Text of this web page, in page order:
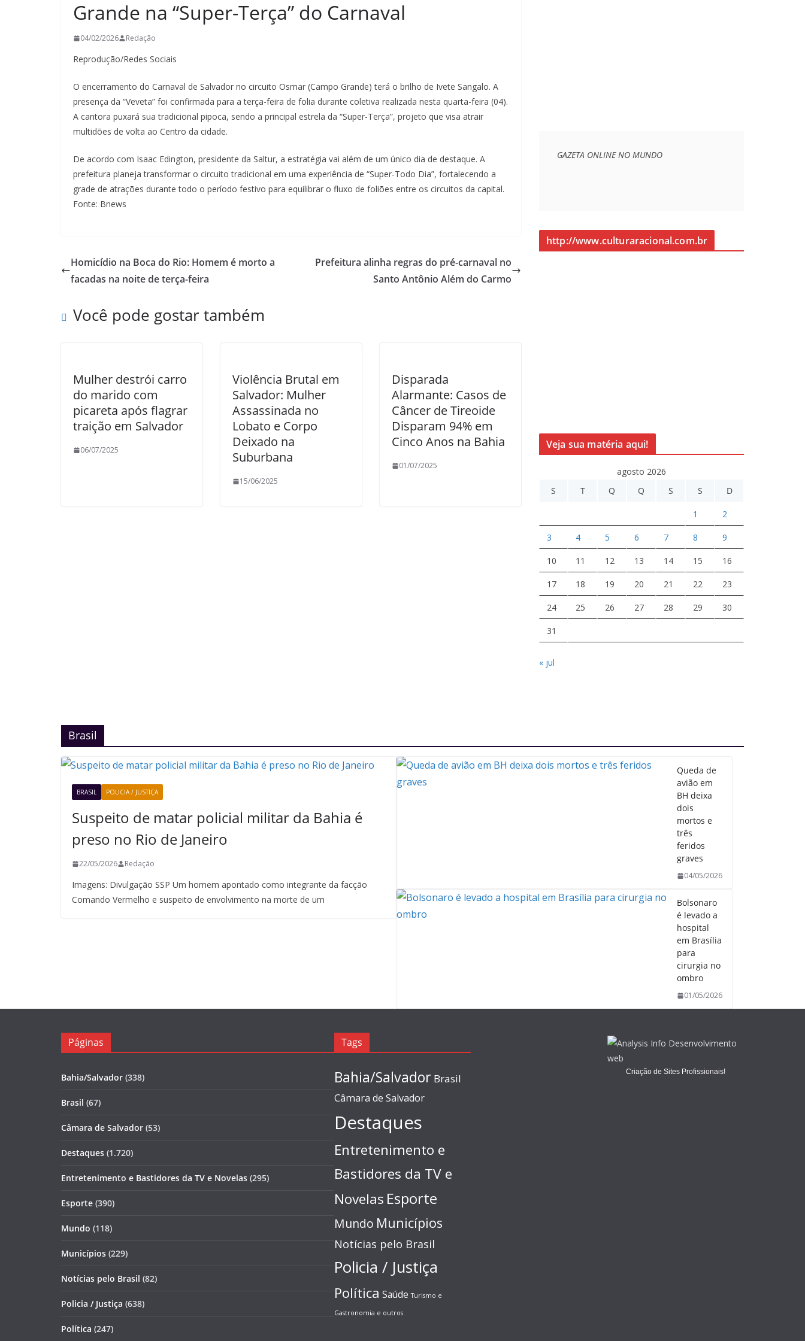
Grande na “Super-Terça” do Carnaval
04/02/2026 Redação
Reprodução/Redes Sociais
O encerramento do Carnaval de Salvador no circuito Osmar (Campo Grande) terá o brilho de Ivete Sangalo. A
presença da “Veveta” foi confirmada para a terça-feira de folia durante coletiva realizada nesta quarta-feira (04).
A cantora puxará sua tradicional pipoca, sendo a principal estrela da “Super-Terça”, projeto que visa atrair
multidões de volta ao Centro da cidade.
De acordo com Isaac Edington, presidente da Saltur, a estratégia vai além de um único dia de destaque. A
prefeitura planeja transformar o circuito tradicional em uma experiência de “Super-Todo Dia”, fortalecendo a
grade de atrações durante todo o período festivo para equilibrar o fluxo de foliões entre os circuitos da capital.
Fonte: Bnews
Homicídio na Boca do Rio: Homem é morto a
facadas na noite de terça-feira
Prefeitura alinha regras do pré-carnaval no
Santo Antônio Além do Carmo
Você pode gostar também
Mulher destrói carro
do marido com
picareta após flagrar
traição em Salvador
06/07/2025
Violência Brutal em
Salvador: Mulher
Assassinada no
Lobato e Corpo
Deixado na
Suburbana
15/06/2025
Disparada
Alarmante: Casos de
Câncer de Tireoide
Disparam 94% em
Cinco Anos na Bahia
01/07/2025
GAZETA ONLINE NO MUNDO
http://www.culturaracional.com.br
Veja sua matéria aqui!
agosto 2026
S
T Q Q S S D
1 2
3 4 5 6 7 8 9
10 11 12 13 14 15 16
17 18 19 20 21 22 23
24 25 26 27 28 29 30
31
« jul
Brasil
BRASIL POLICIA / JUSTIÇA
Suspeito de matar policial militar da Bahia é
preso no Rio de Janeiro
22/05/2026 Redação
Imagens: Divulgação SSP Um homem apontado como integrante da facção
Comando Vermelho e suspeito de envolvimento na morte de um
Queda de
avião em
BH deixa
dois
mortos e
três
feridos
graves
04/05/2026
Bolsonaro
é levado a
hospital
em Brasília
para
cirurgia no
ombro
01/05/2026
Páginas
Bahia/Salvador (338)
Brasil (67)
Câmara de Salvador (53)
Destaques (1.720)
Entretenimento e Bastidores da TV e Novelas (295)
Esporte (390)
Mundo (118)
Municípios (229)
Notícias pelo Brasil (82)
Policia / Justiça (638)
Política (247)
Tags
Bahia/Salvador Brasil
Câmara de Salvador
Destaques
Entretenimento e
Bastidores da TV e
Novelas Esporte
Mundo Municípios
Notícias pelo Brasil
Policia / Justiça
Política Saúde Turismo e
Gastronomia e outros
Criação de Sites Profissionais!